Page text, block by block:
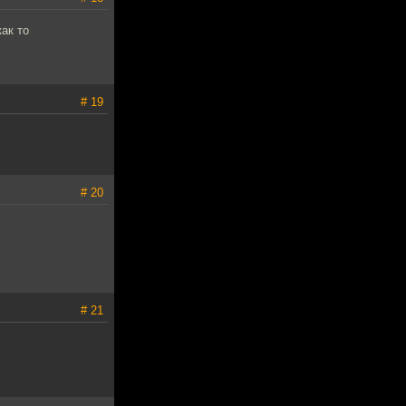
то
# 19
# 20
# 21